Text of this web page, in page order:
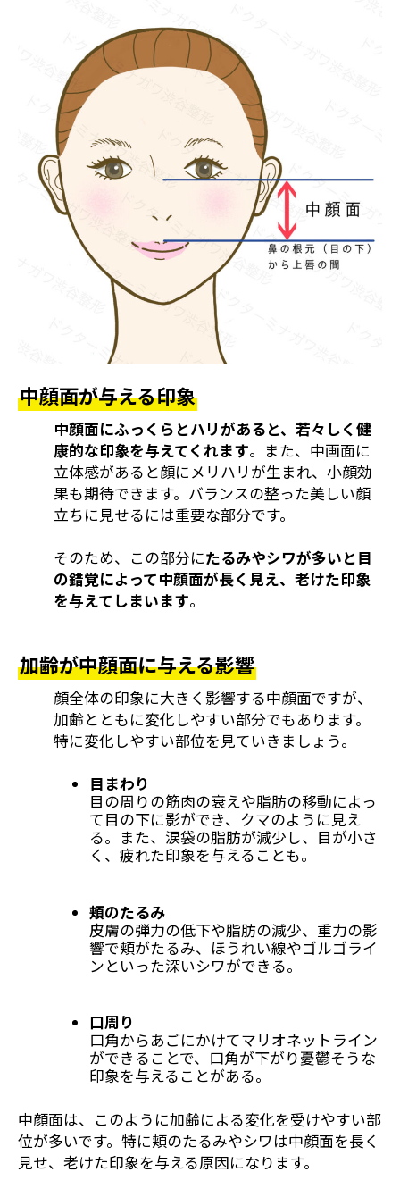
中顔面が与える印象
中顔面にふっくらとハリがあると、若々しく健
康的な印象を与えてくれます。また、中画面に
立体感があると顔にメリハリが生まれ、小顔効
果も期待できます。バランスの整った美しい顔
立ちに見せるには重要な部分です。
そのため、この部分にたるみやシワが多いと目
の錯覚によって中顔面が長く見え、老けた印象
を与えてしまいます。
加齢が中顔面に与える影響
顔全体の印象に大きく影響する中顔面ですが、
加齢とともに変化しやすい部分でもあります。
特に変化しやすい部位を見ていきましょう。
目まわり
目の周りの筋肉の衰えや脂肪の移動によっ
て目の下に影ができ、クマのように見え
る。また、涙袋の脂肪が減少し、目が小さ
く、疲れた印象を与えることも。
頬のたるみ
皮膚の弾力の低下や脂肪の減少、重力の影
響で頬がたるみ、ほうれい線やゴルゴライ
ンといった深いシワができる。
口周り
口角からあごにかけてマリオネットライン
ができることで、口角が下がり憂鬱そうな
印象を与えることがある。
中顔面は、このように加齢による変化を受けやすい部
位が多いです。特に頬のたるみやシワは中顔面を長く
見せ、老けた印象を与える原因になります。